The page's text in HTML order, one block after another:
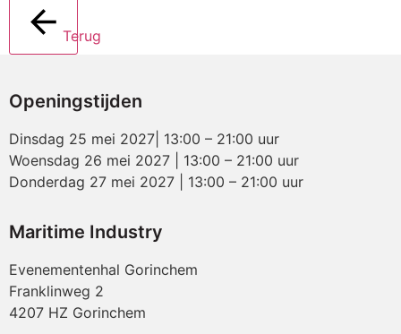
Terug
Openingstijden
Dinsdag 25 mei 2027| 13:00 – 21:00 uur
Woensdag 26 mei 2027 | 13:00 – 21:00 uur
Donderdag 27 mei 2027 | 13:00 – 21:00 uur
Maritime Industry
Evenementenhal Gorinchem
Franklinweg 2
4207 HZ Gorinchem